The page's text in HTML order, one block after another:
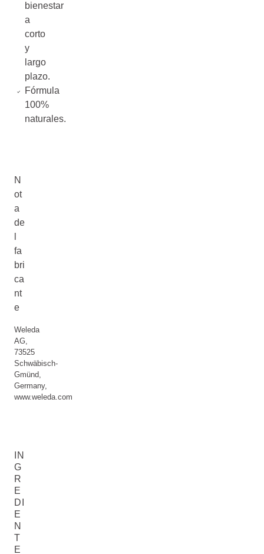
bienestar
a
corto
y
largo
plazo.
Fórmula
100%
naturales.
N
ot
a
de
fa
bri
ca
nt
e
Weleda
AG,
73525
Schwäbisch-
Gmünd,
Germany,
www.weleda.com
IN
G
R
E
DI
E
N
T
E